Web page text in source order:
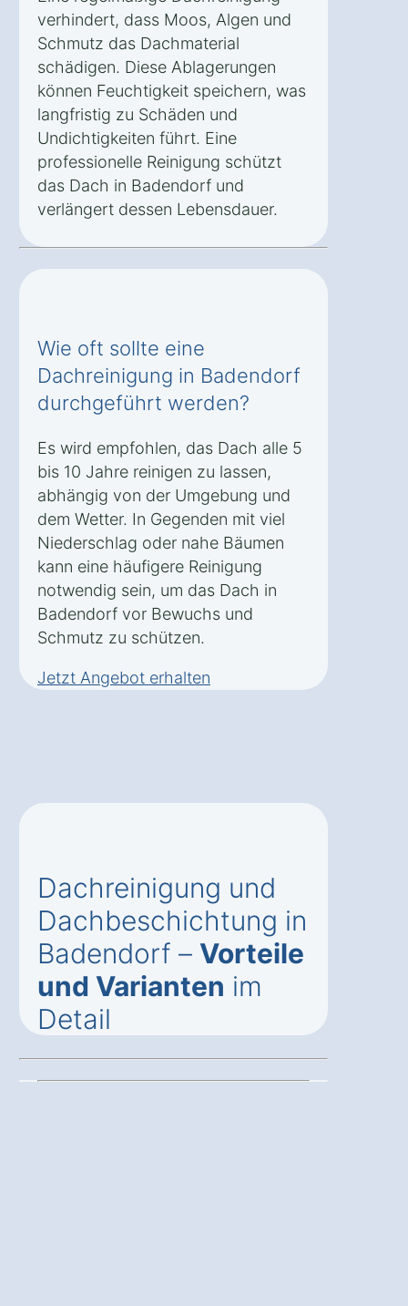
verhindert, dass Moos, Algen und
Schmutz das Dachmaterial
schädigen. Diese Ablagerungen
können Feuchtigkeit speichern, was
langfristig zu Schäden und
Undichtigkeiten führt. Eine
professionelle Reinigung schützt
das Dach in Badendorf und
verlängert dessen Lebensdauer.
Wie oft sollte eine
Dachreinigung in Badendorf
durchgeführt werden?
Es wird empfohlen, das Dach alle 5
bis 10 Jahre reinigen zu lassen,
abhängig von der Umgebung und
dem Wetter. In Gegenden mit viel
Niederschlag oder nahe Bäumen
kann eine häufigere Reinigung
notwendig sein, um das Dach in
Badendorf vor Bewuchs und
Schmutz zu schützen.
Jetzt Angebot erhalten
Dachreinigung und
Dachbeschichtung in
Badendorf – Vorteile
und Varianten im
Detail